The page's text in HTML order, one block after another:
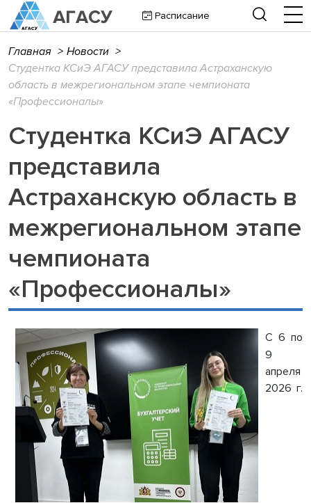
Расписание
Главная > Новости >
Студентка КСиЭ АГАСУ представила Астраханскую
область в межрегиональном этапе чемпионата
«Профессионалы»
Студентка КСиЭ АГАСУ
представила
Астраханскую область в
межрегиональном этапе
чемпионата
«Профессионалы»
С 6 по
9
апреля
2026 г.